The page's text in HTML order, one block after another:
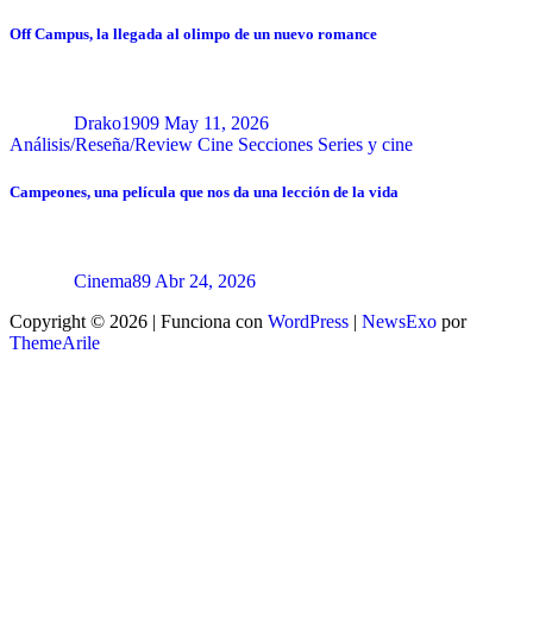
Off Campus, la llegada al olimpo de un nuevo romance
Drako1909 May 11, 2026
Análisis/Reseña/Review Cine Secciones Series y cine
Campeones, una película que nos da una lección de la vida
Cinema89 Abr 24, 2026
Copyright © 2026 | Funciona con WordPress | NewsExo por
ThemeArile